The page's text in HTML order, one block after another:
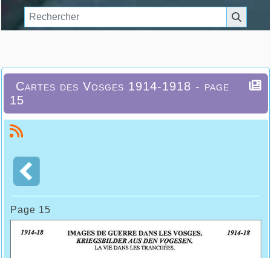
Cartes des Vosges 1914-1918 - page
15
Page 15